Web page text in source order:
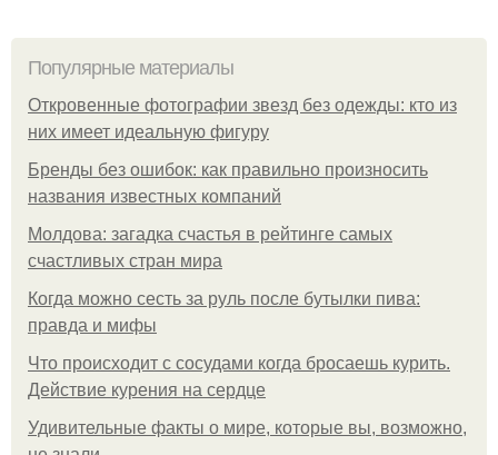
Популярные материалы
Откровенные фотографии звезд без одежды: кто из
них имеет идеальную фигуру
Бренды без ошибок: как правильно произносить
названия известных компаний
Молдова: загадка счастья в рейтинге самых
счастливых стран мира
Когда можно сесть за руль после бутылки пива:
правда и мифы
Что происходит с сосудами когда бросаешь курить.
Действие курения на сердце
Удивительные факты о мире, которые вы, возможно,